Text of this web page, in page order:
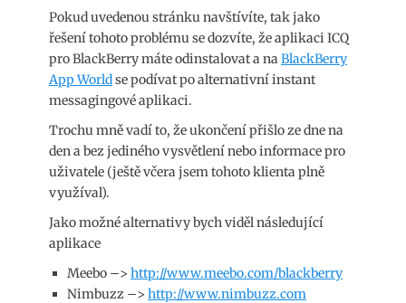
Pokud uvedenou stránku navštívíte, tak jako
řešení tohoto problému se dozvíte, že aplikaci ICQ
pro BlackBerry máte odinstalovat a na BlackBerry
App Worldse podívat po alternativní instant
messagingové aplikaci.
Trochu mně vadí to, že ukončení přišlo ze dne na
den a bez jediného vysvětlení nebo informace pro
uživatele (ještě včera jsem tohoto klienta plně
využíval).
Jako možné alternativy bych viděl následující
aplikace
Meebo –>http://www.meebo.com/blackberry
Nimbuzz –>http://www.nimbuzz.com